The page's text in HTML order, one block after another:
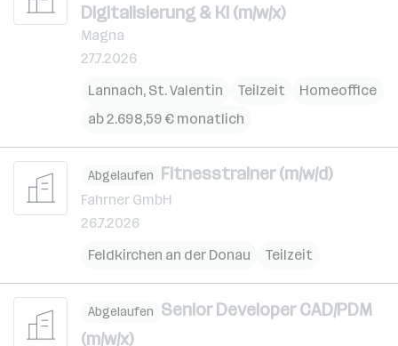
Digitalisierung & KI (m/w/x)
Magna
27.7.2026
Lannach, St. Valentin Teilzeit
Homeoffice
ab 2.698,59 € monatlich
Abgelaufen Fitnesstrainer (m/w/d)
Fahrner GmbH
26.7.2026
Feldkirchen an der Donau
Teilzeit
Abgelaufen Senior Developer CAD/PDM
(m/w/x)